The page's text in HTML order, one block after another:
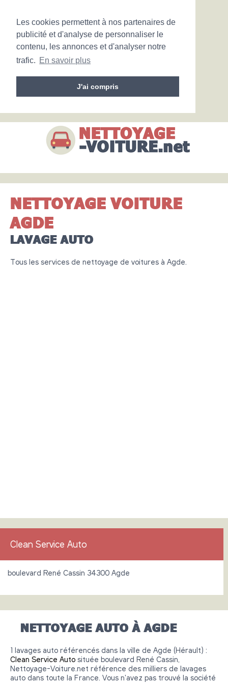
Les cookies permettent à nos partenaires de
publicité et d'analyse de personnaliser le
contenu, les annonces et d'analyser notre
trafic. En savoir plus
J'ai compris
NETTOYAGE VOITURE
AGDE
LAVAGE AUTO
Tous les services de nettoyage de voitures à Agde.
Clean Service Auto
boulevard René Cassin 34300 Agde
NETTOYAGE AUTO À AGDE
1 lavages auto référencés dans la ville de Agde (Hérault) :
Clean Service Auto située boulevard René Cassin,
Nettoyage-Voiture.net référence des milliers de lavages
auto dans toute la France. Vous n'avez pas trouvé la société